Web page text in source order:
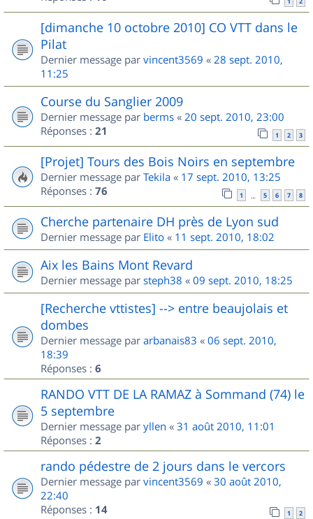
[dimanche 10 octobre 2010] CO VTT dans le
Pilat
Dernier message par vincent3569 « 28 sept. 2010,
11:25
Course du Sanglier 2009
Dernier message par berms « 20 sept. 2010, 23:00
Réponses : 21 1 2 3
[Projet] Tours des Bois Noirs en septembre
Dernier message par Tekila « 17 sept. 2010, 13:25
Réponses : 76 1 … 5 6 7 8
Cherche partenaire DH près de Lyon sud
Dernier message par Elito « 11 sept. 2010, 18:02
Aix les Bains Mont Revard
Dernier message par steph38 « 09 sept. 2010, 18:25
[Recherche vttistes] --> entre beaujolais et
dombes
Dernier message par arbanais83 « 06 sept. 2010,
18:39
Réponses : 6
RANDO VTT DE LA RAMAZ à Sommand (74) le
5 septembre
Dernier message par yllen « 31 août 2010, 11:01
Réponses : 2
rando pédestre de 2 jours dans le vercors
Dernier message par vincent3569 « 30 août 2010,
22:40
Réponses : 14 1 2